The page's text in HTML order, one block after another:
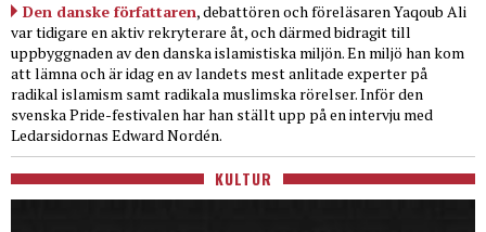
Den danske författaren, debattören och föreläsaren Yaqoub Ali
var tidigare en aktiv rekryterare åt, och därmed bidragit till
uppbyggnaden av den danska islamistiska miljön. En miljö han kom
att lämna och är idag en av landets mest anlitade experter på
radikal islamism samt radikala muslimska rörelser. Inför den
svenska Pride-festivalen har han ställt upp på en intervju med
Ledarsidornas Edward Nordén.
KULTUR